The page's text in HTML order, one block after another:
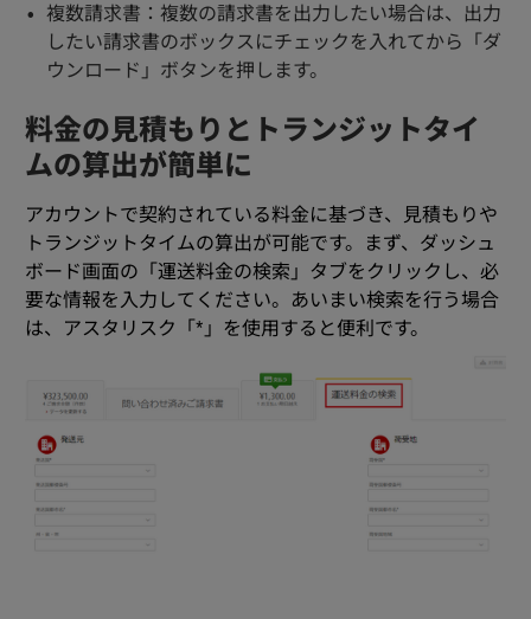
複数請求書：複数の請求書を出力したい場合は、出力
したい請求書のボックスにチェックを入れてから「ダ
ウンロード」ボタンを押します。
料金の見積もりとトランジットタイ
ムの算出が簡単に
アカウントで契約されている料金に基づき、見積もりや
トランジットタイムの算出が可能です。まず、ダッシュ
ボード画面の「運送料金の検索」タブをクリックし、必
要な情報を入力してください。あいまい検索を行う場合
は、アスタリスク「*」を使用すると便利です。